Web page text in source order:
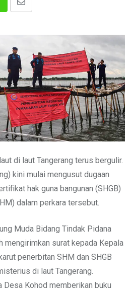
Share
Email
di laut Tangerang terus bergulir.
kini mulai mengusut dugaan
hak guna bangunan (SHGB)
dalam perkara tersebut.
Muda Bidang Tindak Pidana
mengirimkan surat kepada Kepala
penerbitan SHM dan SHGB
di laut Tangerang.
Desa Kohod memberikan buku